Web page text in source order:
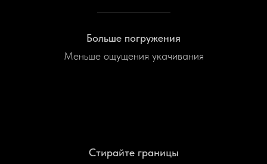
Больше погружения
Меньше ощущения укачивания
Стирайте границы